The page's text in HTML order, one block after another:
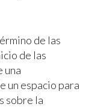
de las
de las
una
un espacio para
sobre la